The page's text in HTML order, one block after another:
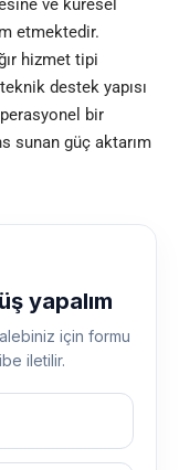
ve küresel
etmektedir.
hizmet tipi
destek yapısı
bir
sunan güç aktarım
yapalım
için formu
iletilir.